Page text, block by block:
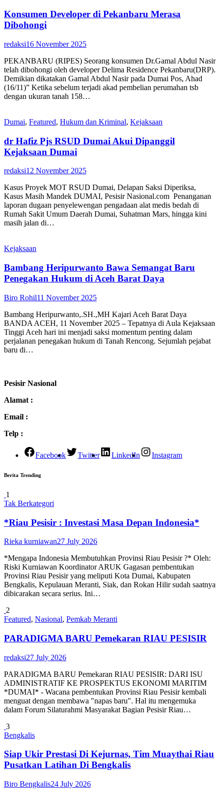
Konsumen Developer di Pekanbaru Merasa
Dibohongi
redaksi16 November 2025
PEKANBARU (RIPES) Seorang konsumen Dr.Gamal Abdul Nasir
telah dibohongi oleh developer Delima Residence Pekanbaru(DRP).
Demikian dikatakan Gamal Abdul Nasir pada Dumai Pos, Ahad
(16/11)” Ketika sebelum terjadi akad pembelian perumahan tsb
dengan ukuran tanah 158…
Dumai, Featured, Hukum dan Kriminal, Kejaksaan
dr Hafiz Pjs RSUD Dumai Akui Dipanggil
Kejaksaan Dumai
redaksi12 November 2025
Kasus Proyek MOT RSUD Dumai, Delapan Saksi Diperiksa,
Kasus Masih Mandek DUMAI, Pesisir Nasional.com Penanganan
laporan dugaan penyelewengan pengadaan alat medis bedah di
Rumah Sakit Umum Daerah Dumai, Suhatman Mars, hingga kini
masih jalan di…
Kejaksaan
Bambang Heripurwanto Bawa Semangat Baru
Penegakan Hukum di Aceh Barat Daya
Biro Rohil11 November 2025
Bambang Heripurwanto,.SH.,MH Kajari Aceh Barat Daya
BANDA ACEH, 11 November 2025 – Tepatnya di Aula Kejaksaan
Tinggi Aceh hari ini menjadi saksi momentum penting dalam
perjalanan penegakan hukum di Tanah Rencong. Sejumlah pejabat
baru di…
Pesisir Nasional
Alamat :
Email :
Telp :
Facebook Twitter LinkedIn Instagram
Berita Trending
1
Tak Berkategori
*Riau Pesisir : Investasi Masa Depan Indonesia*
Rieka kurniawan27 July 2026
*Mengapa Indonesia Membutuhkan Provinsi Riau Pesisir ?* Oleh:
Riski Kurniawan Koordinator ARUK Gagasan pembentukan
Provinsi Riau Pesisir yang meliputi Kota Dumai, Kabupaten
Bengkalis, Kepulauan Meranti, Siak, dan Rokan Hilir sudah saatnya
dibicarakan secara serius. Ini…
2
Featured, Nasional, Pemkab Meranti
PARADIGMA BARU Pemekaran RIAU PESISIR
redaksi27 July 2026
PARADIGMA BARU Pemekaran RIAU PESISIR: DARI ISU
ADMINISTRATIF KE PROSPEKTUS EKONOMI MARITIM
*DUMAI* - Wacana pembentukan Provinsi Riau Pesisir kembali
menguat dengan membawa "napas baru". Hal itu mengemuka
dalam Forum Silaturahmi Masyarakat Bagian Pesisir Riau…
3
Bengkalis
Siap Ukir Prestasi Di Kejurnas, Tim Muaythai Riau
Pusatkan Latihan Di Bengkalis
Biro Bengkalis24 July 2026